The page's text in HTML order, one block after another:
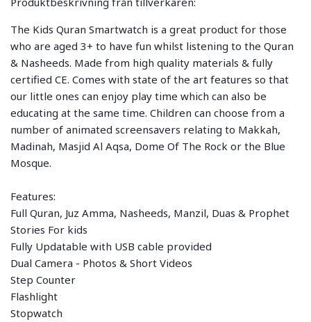
The Kids Quran Smartwatch is a great product for those
who are aged 3+ to have fun whilst listening to the Quran
& Nasheeds. Made from high quality materials & fully
certified CE. Comes with state of the art features so that
our little ones can enjoy play time which can also be
educating at the same time. Children can choose from a
number of animated screensavers relating to Makkah,
Madinah, Masjid Al Aqsa, Dome Of The Rock or the Blue
Mosque.
Features:
Full Quran, Juz Amma, Nasheeds, Manzil, Duas & Prophet
Stories For kids
Fully Updatable with USB cable provided
Dual Camera - Photos & Short Videos
Step Counter
Flashlight
Stopwatch